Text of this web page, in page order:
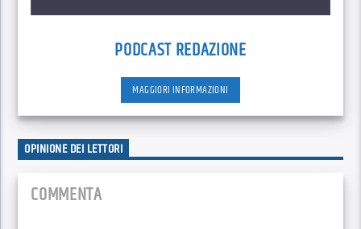
PODCAST REDAZIONE
MAGGIORI INFORMAZIONI
OPINIONE DEI LETTORI
COMMENTA